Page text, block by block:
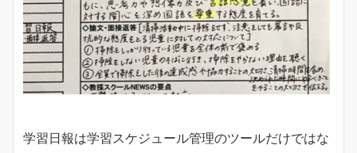
学習日報は学習スケジュール管理のツールだけではな